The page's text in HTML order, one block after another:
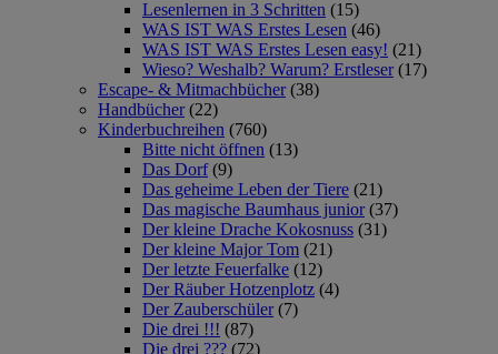
Lesenlernen in 3 Schritten (15)
WAS IST WAS Erstes Lesen (46)
WAS IST WAS Erstes Lesen easy! (21)
Wieso? Weshalb? Warum? Erstleser (17)
Escape- & Mitmachbücher (38)
Handbücher (22)
Kinderbuchreihen (760)
Bitte nicht öffnen (13)
Das Dorf (9)
Das geheime Leben der Tiere (21)
Das magische Baumhaus junior (37)
Der kleine Drache Kokosnuss (31)
Der kleine Major Tom (21)
Der letzte Feuerfalke (12)
Der Räuber Hotzenplotz (4)
Der Zauberschüler (7)
Die drei !!! (87)
Die drei ??? (72)